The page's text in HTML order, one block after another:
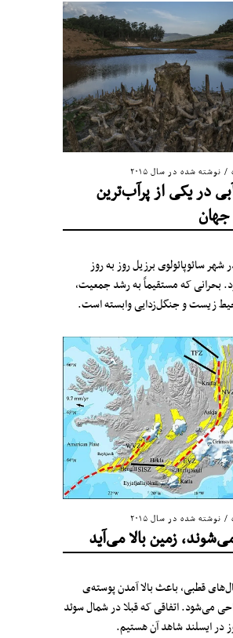
/ نوشته شده در سال ۲۰۱۵
در یکی از پرآب‌ترین
شهر سائوپائولوی برزیل روز به روز
بحرانی که مستقیماً به رشد جمعیت،
زیست و جنگل‌زدایی وابسته است.
/ نوشته شده در سال ۲۰۱۵
زمین بالا می‌آید
قطبی، باعث بالا آمدن پوسته‌ی
می‌شود. اتفاقی که قبلا در شمال سوئد
در ایسلند شاهد آن هستیم.